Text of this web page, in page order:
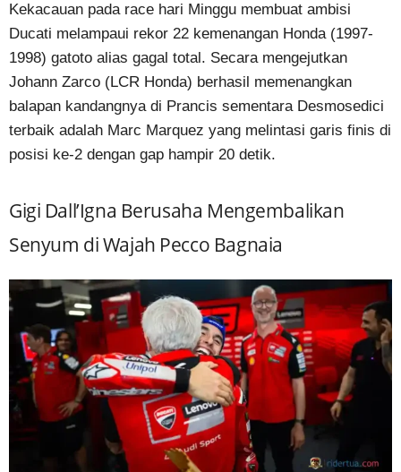
Kekacauan pada race hari Minggu membuat ambisi
Ducati melampaui rekor 22 kemenangan Honda (1997-
1998) gatoto alias gagal total. Secara mengejutkan
Johann Zarco (LCR Honda) berhasil memenangkan
balapan kandangnya di Prancis sementara Desmosedici
terbaik adalah Marc Marquez yang melintasi garis finis di
posisi ke-2 dengan gap hampir 20 detik.
Gigi Dall’Igna Berusaha Mengembalikan
Senyum di Wajah Pecco Bagnaia